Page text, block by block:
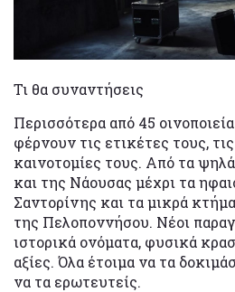
Τι θα συναντήσεις
Περισσότερα από 45
φέρνουν τις ετικέτες τους,
καινοτομίες τους. Από τα
και της Νάουσας μέχρι τα
Σαντορίνης και τα μικρά
της Πελοποννήσου. Νέοι
ιστορικά ονόματα, φυσικά
αξίες. Όλα έτοιμα να τα
να τα ερωτευτείς.